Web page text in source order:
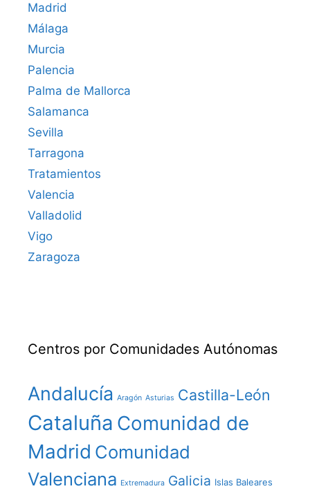
Madrid
Málaga
Murcia
Palencia
Palma de Mallorca
Salamanca
Sevilla
Tarragona
Tratamientos
Valencia
Valladolid
Vigo
Zaragoza
Centros por Comunidades Autónomas
Andalucía Aragón Asturias Castilla-León
Cataluña Comunidad de
Madrid Comunidad
Valenciana Extremadura Galicia Islas Baleares